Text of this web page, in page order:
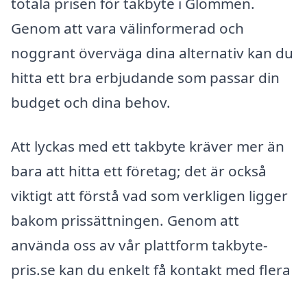
Genom att vara välinformerad och
noggrant överväga dina alternativ kan du
hitta ett bra erbjudande som passar din
budget och dina behov.
Att lyckas med ett takbyte kräver mer än
bara att hitta ett företag; det är också
viktigt att förstå vad som verkligen ligger
bakom prissättningen. Genom att
använda oss av vår plattform takbyte-
pris.se kan du enkelt få kontakt med flera